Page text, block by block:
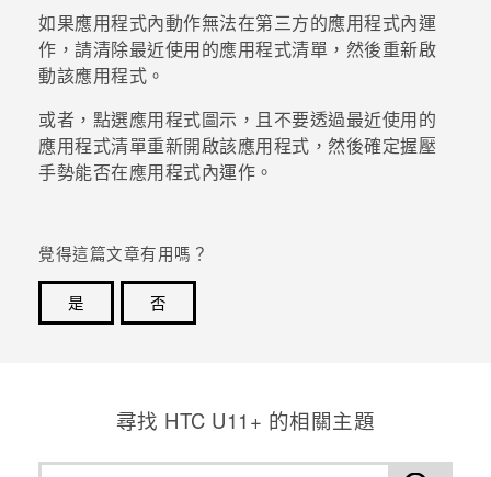
企業採購
VIVELAND
登入
如果應用程式內動作無法在第三方的應用程式內運
作，請清除最近使用的應用程式清單，然後重新啟
動該應用程式。
或者，點選應用程式圖示，且不要透過最近使用的
應用程式清單重新開啟該應用程式，然後確定握壓
手勢能否在應用程式內運作。
覺得這篇文章有用嗎？
是
否
尋找 HTC U11+ 的相關主題